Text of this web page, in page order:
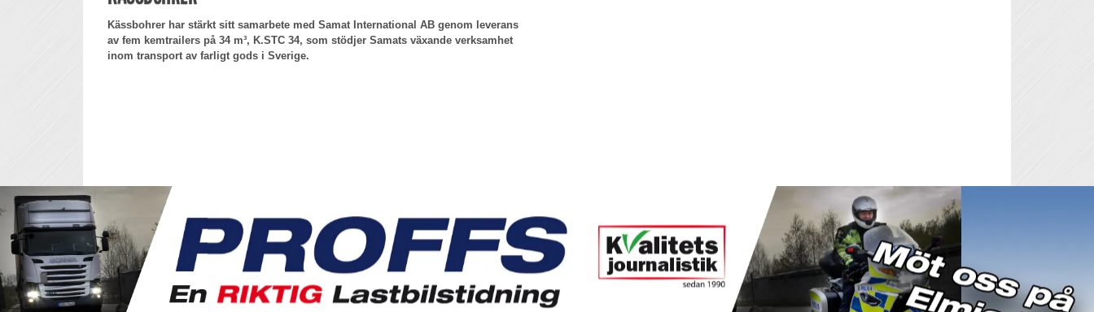
Kässbohrer har stärkt sitt samarbete med Samat International AB genom leverans
av fem kemtrailers på 34 m³, K.STC 34, som stödjer Samats växande verksamhet
inom transport av farligt gods i Sverige.